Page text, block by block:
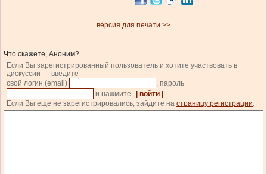
версия для печати >>
Что скажете, Аноним?
Если Вы зарегистрированный пользователь и хотите участвовать в
дискуссии — введите
свой логин (email)
, пароль
и нажмите
| войти |
.
Если Вы еще не зарегистрировались, зайдите на страницу регистрации.